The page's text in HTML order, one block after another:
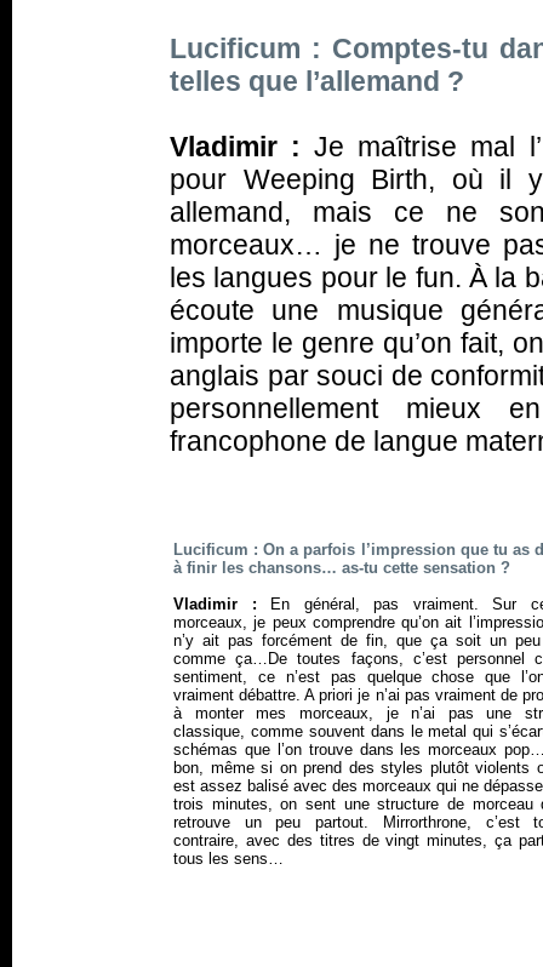
Lucificum : Comptes-tu
telles que l’allemand ?
Vladimir :Je maîtrise mal
pour Weeping Birth, où il
allemand, mais ce ne
morceaux… je ne trouve
les langues pour le fun. À la
écoute une musique
importe le genre qu’on fait,
anglais par souci de
personnellement mieux
francophone de langue
Lucificum : On a parfois l’impression que tu as
à finir les chansons… as-tu cette sensation ?
Vladimir :
En général, pas vraiment. Sur
morceaux, je peux comprendre qu’on ait
n’y ait pas forcément de fin, que ça soit un
comme ça…De toutes façons, c’est personnel
sentiment, ce n’est pas quelque chose que
vraiment débattre.A priori je n’ai pas vraiment de
à monter mes morceaux, je n’ai pas une
classique, comme souvent dans le metal qui
schémas que l’on trouve dans les morceaux
bon, même si on prend des styles plutôt violents
est assez balisé avec des morceaux qui ne
trois minutes, on sent une structure de morceau
retrouve un peu partout. Mirrorthrone, c’est
contraire, avec des titres de vingt minutes, ça
tous les sens…